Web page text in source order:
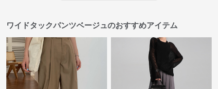
ワイドタックパンツベージュのおすすめアイテム